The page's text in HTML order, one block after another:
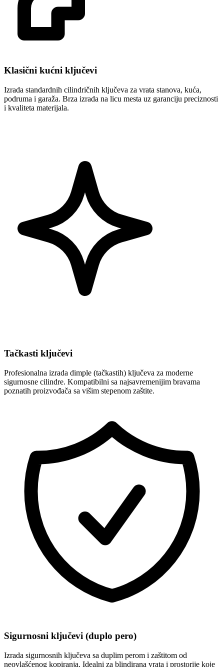
Klasični kućni ključevi
Izrada standardnih cilindričnih ključeva za vrata stanova, kuća,
podruma i garaža. Brza izrada na licu mesta uz garanciju preciznosti
i kvaliteta materijala.
Tačkasti ključevi
Profesionalna izrada dimple (tačkastih) ključeva za moderne
sigurnosne cilindre. Kompatibilni sa najsavremenijim bravama
poznatih proizvođača sa višim stepenom zaštite.
Sigurnosni ključevi (duplo pero)
Izrada sigurnosnih ključeva sa duplim perom i zaštitom od
neovlašćenog kopiranja. Idealni za blindirana vrata i prostorije koje